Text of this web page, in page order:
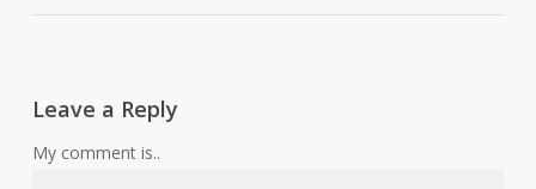
Leave a Reply
My comment is..